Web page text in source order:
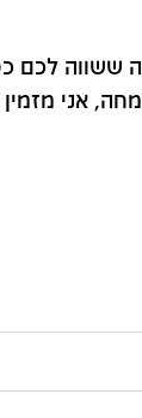
ששווה
אני